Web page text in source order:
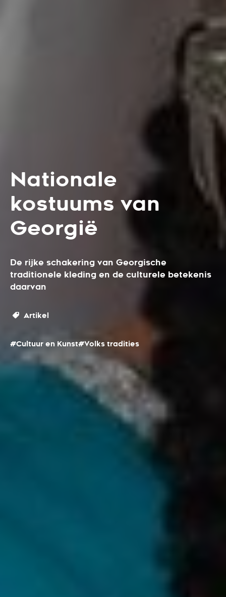
Nationale
kostuums van
Georgië
De rijke schakering van Georgische
traditionele kleding en de culturele betekenis
daarvan
Artikel
#Cultuur en Kunst#Volks tradities